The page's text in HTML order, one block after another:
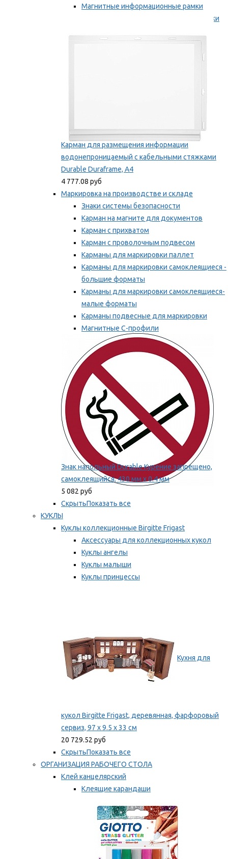
Магнитные информационные рамки
Самоклеящиеся информационные рамки
Карман для размещения информации
водонепроницаемый с кабельными стяжками
Durable Duraframe, А4
4 777.08 руб
Маркировка на производстве и складе
Знаки системы безопасности
Карман на магните для документов
Карман с прихватом
Карман с проволочным подвесом
Карманы для маркировки паллет
Карманы для маркировки самоклеящиеся -
большие форматы
Карманы для маркировки самоклеящиеся-
малые форматы
Карманы подвесные для маркировки
Магнитные С-профили
Напольная маркировка
Мы рекомендуем
Знак напольный Durable Курение запрещено,
самоклеящийся, 430 мм х 0.4 мм
5 082 руб
СкрытьПоказать все
КУКЛЫ
Куклы коллекционные Birgitte Frigast
Аксессуары для коллекционных кукол
Куклы ангелы
Куклы малыши
Куклы принцессы
Кухня для
кукол Birgitte Frigast, деревянная, фарфоровый
сервиз, 97 x 9.5 x 33 см
20 729.52 руб
СкрытьПоказать все
ОРГАНИЗАЦИЯ РАБОЧЕГО СТОЛА
Клей канцелярский
Клеящие карандаши
Мы рекомендуем